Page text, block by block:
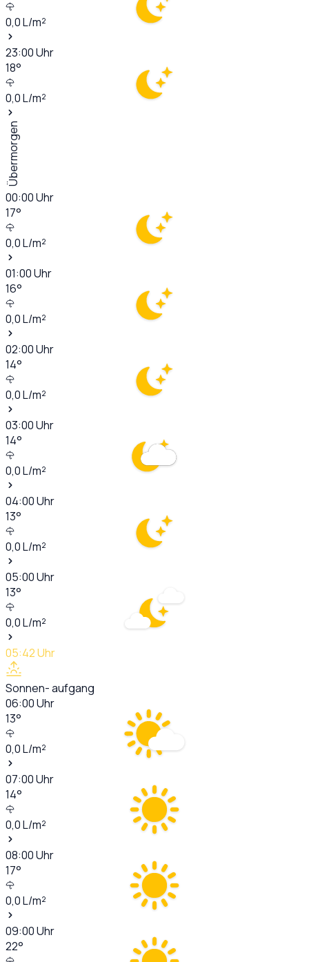
0,0L/m²
23:00Uhr
18°
0,0L/m²
Übermorgen
00:00Uhr
17°
0,0L/m²
01:00Uhr
16°
0,0L/m²
02:00Uhr
14°
0,0L/m²
03:00Uhr
14°
0,0L/m²
04:00Uhr
13°
0,0L/m²
05:00Uhr
13°
0,0L/m²
05:42Uhr
Sonnen- aufgang
06:00Uhr
13°
0,0L/m²
07:00Uhr
14°
0,0L/m²
08:00Uhr
17°
0,0L/m²
09:00Uhr
22°